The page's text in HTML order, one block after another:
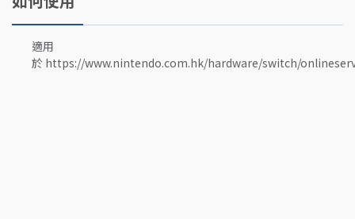
適用
於 https://www.nintendo.com.hk/hardware/switch/